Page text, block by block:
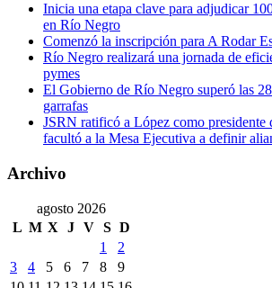
Inicia una etapa clave para adjudicar
en Río Negro
Comenzó la inscripción para A Rodar
Río Negro realizará una jornada de
pymes
El Gobierno de Río Negro superó las
garrafas
JSRN ratificó a López como presidente
facultó a la Mesa Ejecutiva a definir
Archivo
agosto 2026
L M X J V S D
1
2
3
4 5 6 7 8
9